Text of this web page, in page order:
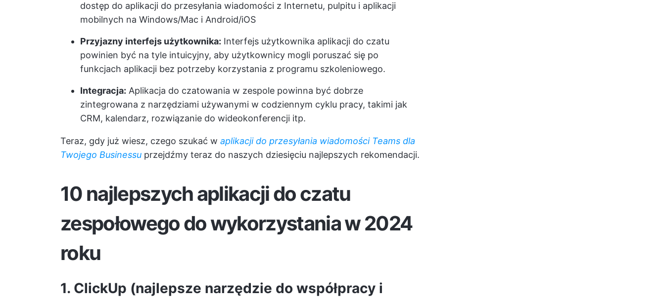
dostęp do aplikacji do przesyłania wiadomości z Internetu, pulpitu i aplikacji
mobilnych na Windows/Mac i Android/iOS
Przyjazny interfejs użytkownika: Interfejs użytkownika aplikacji do czatu
powinien być na tyle intuicyjny, aby użytkownicy mogli poruszać się po
funkcjach aplikacji bez potrzeby korzystania z programu szkoleniowego.
Integracja: Aplikacja do czatowania w zespole powinna być dobrze
zintegrowana z narzędziami używanymi w codziennym cyklu pracy, takimi jak
CRM, kalendarz, rozwiązanie do wideokonferencji itp.
Teraz, gdy już wiesz, czego szukać w aplikacji do przesyłania wiadomości Teams dla
Twojego Businessu przejdźmy teraz do naszych dziesięciu najlepszych rekomendacji.
10 najlepszych aplikacji do czatu
zespołowego do wykorzystania w 2024
roku
1. ClickUp (najlepsze narzędzie do współpracy i